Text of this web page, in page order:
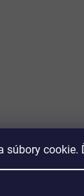
súbory